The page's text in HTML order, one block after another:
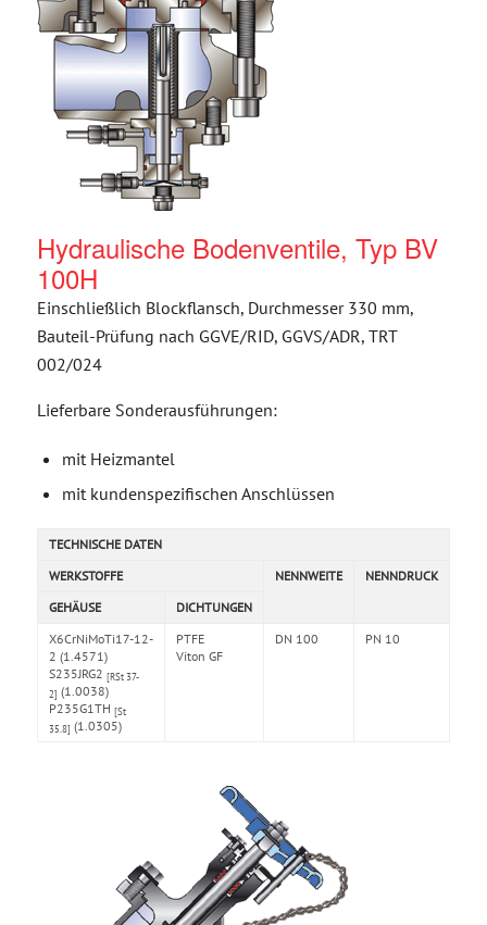
Hydraulische Bodenventile, Typ BV
100H
Einschließlich Blockflansch, Durchmesser 330 mm,
Bauteil-Prüfung nach GGVE/RID, GGVS/ADR, TRT
002/024
Lieferbare Sonderausführungen:
mit Heizmantel
mit kundenspezifischen Anschlüssen
TECHNISCHE DATEN
WERKSTOFFE
NENNWEITE
NENNDRUCK
GEHÄUSE
DICHTUNGEN
X6CrNiMoTi17-12-
2 (1.4571)
S235JRG2 [RSt 37-
2] (1.0038)
P235G1TH [St
35.8] (1.0305)
PTFE
Viton GF
DN 100 PN 10